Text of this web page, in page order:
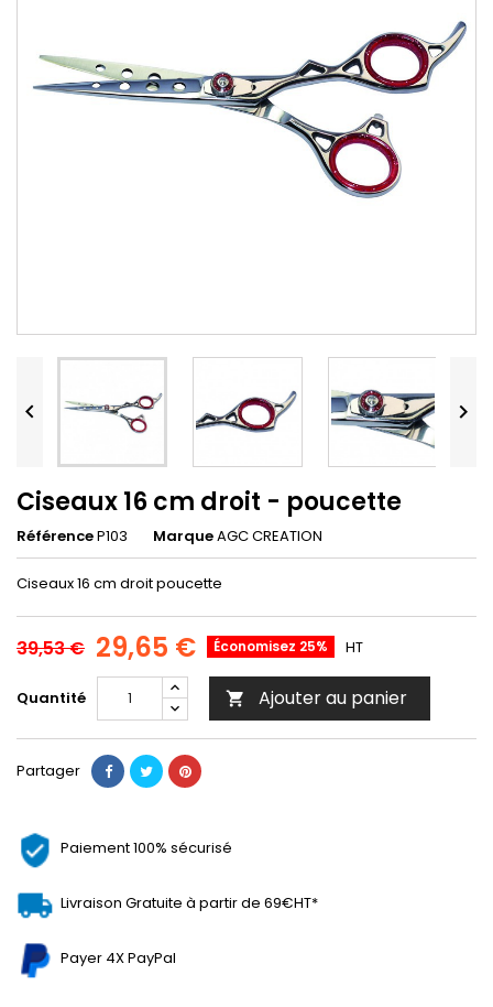
 
Ciseaux 16 cm droit - poucette
RéférenceP103 MarqueAGC CREATION
Ciseaux 16 cm droit poucette
39,53 € 29,65 € Économisez 25% HT
Quantité  Ajouter au panier
Partager
Paiement 100% sécurisé
Livraison Gratuite à partir de 69€HT*
Payer 4X PayPal